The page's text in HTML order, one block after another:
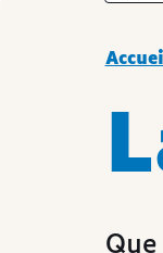
Vous
Accueil